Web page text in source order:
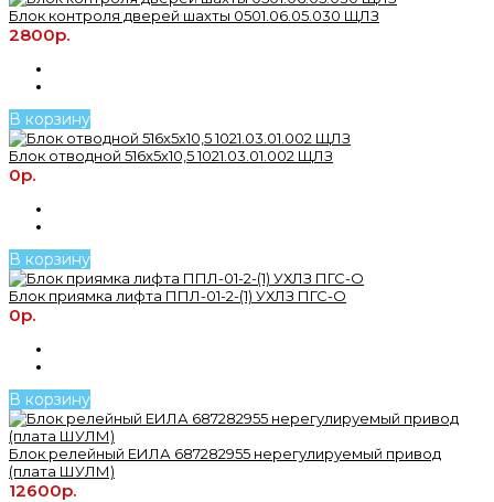
Блок контроля дверей шахты 0501.06.05.030 ЩЛЗ
2800р.
В корзину
Блок отводной 516х5х10,5 1021.03.01.002 ЩЛЗ
0р.
В корзину
Блок приямка лифта ППЛ-01-2-(1) УХЛЗ ПГС-О
0р.
В корзину
Блок релейный ЕИЛА 687282955 нерегулируемый привод
(плата ШУЛМ)
12600р.